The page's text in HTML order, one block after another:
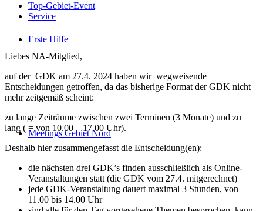
Erste Hilfe
Meetings Gebiet Nord
Top-Gebiet-Event
Service
Liebes NA-Mitglied,
auf der GDK am 27.4. 2024 haben wir wegweisende
Entscheidungen getroffen, da das bisherige Format der GDK nicht
mehr zeitgemäß scheint:
zu lange Zeiträume zwischen zwei Terminen (3 Monate) und zu
lang ( = von 10.00 – 17.00 Uhr).
Deshalb hier zusammengefasst die Entscheidung(en):
die nächsten drei GDK’s finden ausschließlich als Online-
Veranstaltungen statt (die GDK vom 27.4. mitgerechnet)
jede GDK-Veranstaltung dauert maximal 3 Stunden, von
11.00 bis 14.00 Uhr